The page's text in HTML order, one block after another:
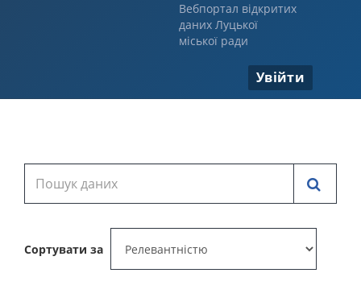
Вебпортал відкритих
даних Луцької
міської ради
Увійти
Сортувати за